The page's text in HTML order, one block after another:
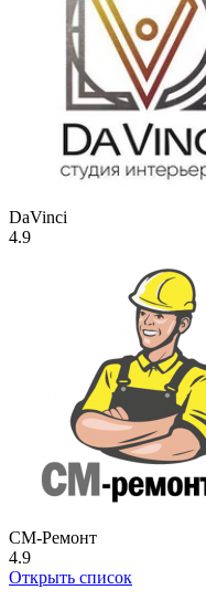
DaVinci
4.9
СМ-Ремонт
4.9
Открыть список